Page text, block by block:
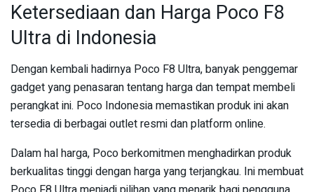
Ketersediaan dan Harga Poco F8
Ultra di Indonesia
Dengan kembali hadirnya Poco F8 Ultra, banyak penggemar
gadget yang penasaran tentang harga dan tempat membeli
perangkat ini. Poco Indonesia memastikan produk ini akan
tersedia di berbagai outlet resmi dan platform online.
Dalam hal harga, Poco berkomitmen menghadirkan produk
berkualitas tinggi dengan harga yang terjangkau. Ini membuat